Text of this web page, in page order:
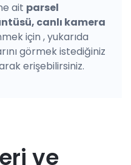
ait parsel
canlı kamera
için , yukarıda
görmek istediğiniz
erişebilirsiniz.
ve